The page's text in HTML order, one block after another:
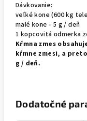
Dávkovanie:
veľké kone (600 kg
malé kone - 5 g / deň
1 kopcovitá odmerka
Kŕmna zmes
kŕmne zmesi, a
g / deň.
Dodatočné